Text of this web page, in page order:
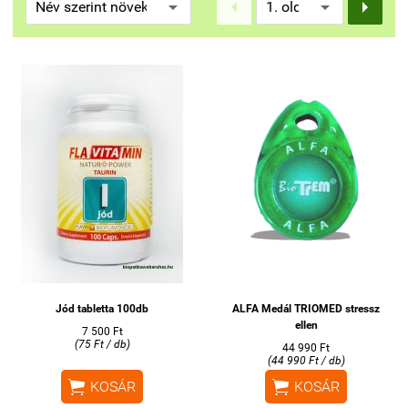
 
Jód tabletta 100db
7 500 Ft
(75 Ft / db)
 KOSÁR
ALFA Medál TRIOMED stressz
ellen
44 990 Ft
(44 990 Ft / db)
 KOSÁR